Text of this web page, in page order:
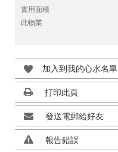
實用面積
此物業
加入到我的心水名單
打印此頁
發送電郵給好友
報告錯誤